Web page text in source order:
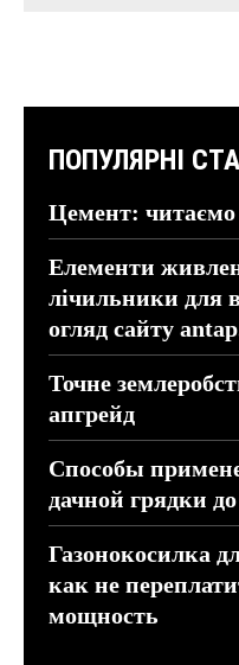
ПОПУЛЯРНІ
Цемент:
Елементи
лічильники для
огляд сайту
Точне
апгрейд
Способы
дачной грядки
Газонокосилка
как не
мощность